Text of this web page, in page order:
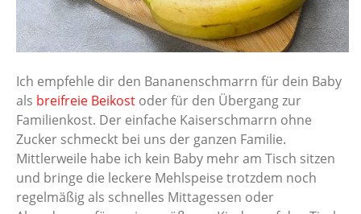
Ich empfehle dir den Bananenschmarrn für dein Baby
als breifreie Beikost oder für den Übergang zur
Familienkost. Der einfache Kaiserschmarrn ohne
Zucker schmeckt bei uns der ganzen Familie.
Mittlerweile habe ich kein Baby mehr am Tisch sitzen
und bringe die leckere Mehlspeise trotzdem noch
regelmäßig als schnelles Mittagessen oder